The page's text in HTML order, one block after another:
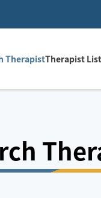
TherapistTherapist List